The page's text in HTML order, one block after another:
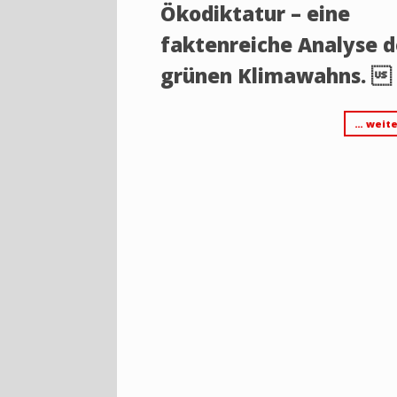
Ökodiktatur – eine
faktenreiche Analyse
grünen Klimawahns.
…